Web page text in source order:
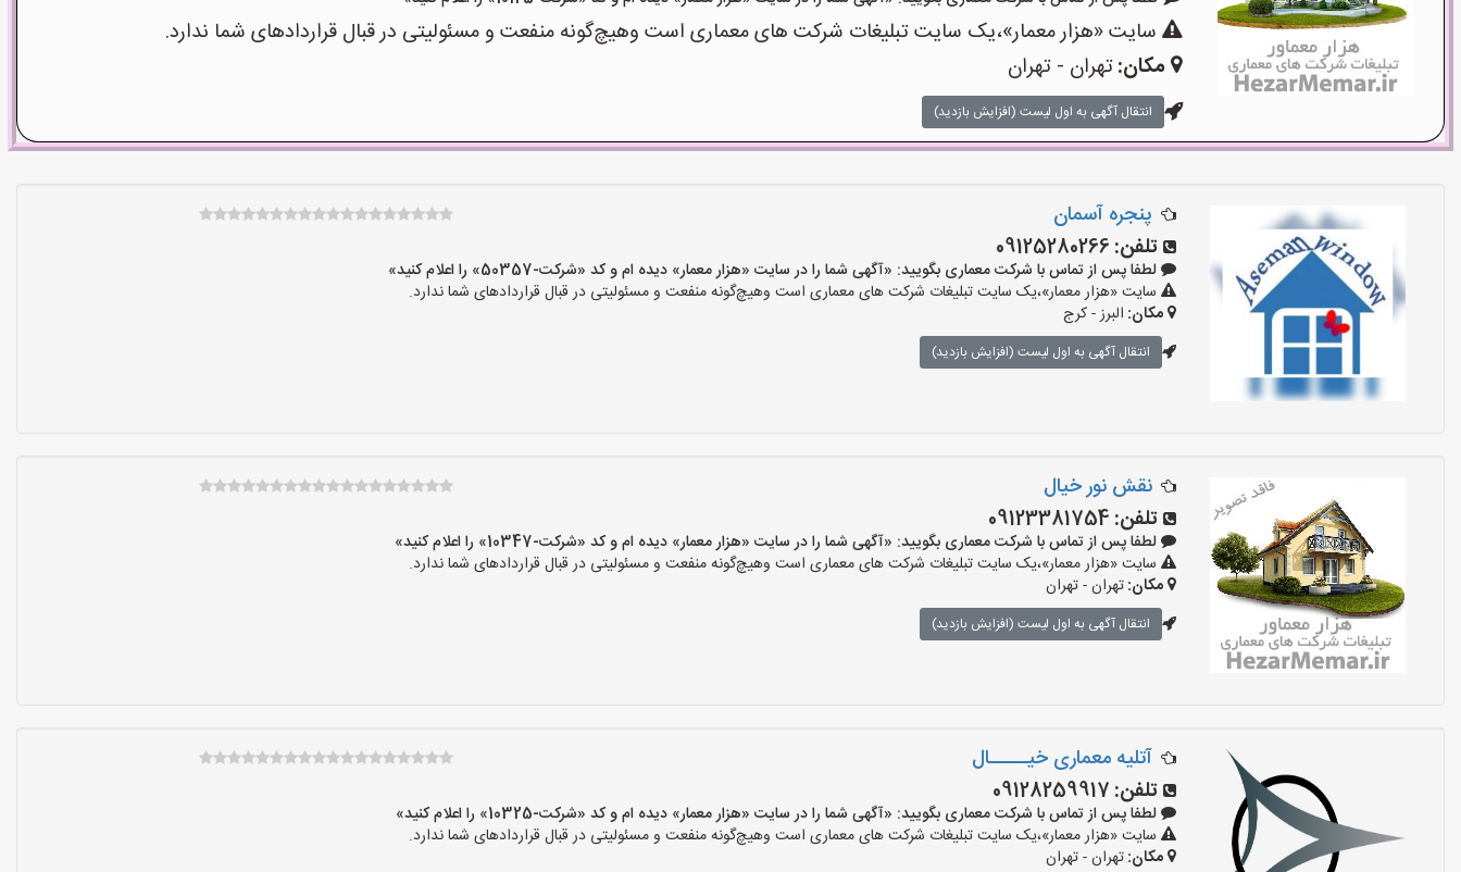
سایت «هزار معمار»،یک سایت تبلیغات شرکت های معماری است وهیچ‌گونه منفعت و مسئولیتی در قبال قراردادهای شما ندارد.
مکان:تهران - تهران
انتقال آگهی به اول لیست (افزایش بازدید)
پنجره آسمان
تلفن: 09125280266
لطفا پس از تماس با شرکت معماری بگویید: «آگهی شما را در سایت «هزار معمار» دیده ام و کد «شرکت-50357» را اعلام کنید»
سایت «هزار معمار»،یک سایت تبلیغات شرکت های معماری است وهیچ‌گونه منفعت و مسئولیتی در قبال قراردادهای شما ندارد.
مکان: البرز - کرج
انتقال آگهی به اول لیست (افزایش بازدید)
نقش نور خیال
تلفن: 09123381754
لطفا پس از تماس با شرکت معماری بگویید: «آگهی شما را در سایت «هزار معمار» دیده ام و کد «شرکت-10347» را اعلام کنید»
سایت «هزار معمار»،یک سایت تبلیغات شرکت های معماری است وهیچ‌گونه منفعت و مسئولیتی در قبال قراردادهای شما ندارد.
مکان:تهران - تهران
انتقال آگهی به اول لیست (افزایش بازدید)
آتلیه معماری خیـــــال
تلفن: 09128259917
لطفا پس از تماس با شرکت معماری بگویید: «آگهی شما را در سایت «هزار معمار» دیده ام و کد «شرکت-10325» را اعلام کنید»
سایت «هزار معمار»،یک سایت تبلیغات شرکت های معماری است وهیچ‌گونه منفعت و مسئولیتی در قبال قراردادهای شما ندارد.
مکان:تهران - تهران